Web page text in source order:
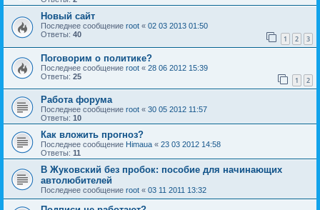
Новый сайт
Последнее сообщение root « 02 03 2013 01:50
Ответы: 40 1 2 3
Поговорим о политике?
Последнее сообщение root « 28 06 2012 15:39
Ответы: 25 1 2
Работа форума
Последнее сообщение root « 30 05 2012 11:57
Ответы: 10
Как вложить прогноз?
Последнее сообщение Himaua « 23 03 2012 14:58
Ответы: 11
В Жуковский без пробок: пособие для начинающих
автолюбителей
Последнее сообщение root « 03 11 2011 13:32